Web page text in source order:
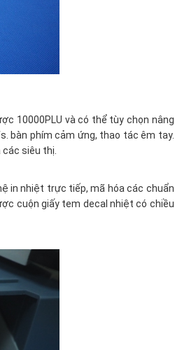
10000PLU và có thể tùy chọn nâng
bàn phím cảm ứng, thao tác êm tay.
siêu thị.
in nhiệt trực tiếp, mã hóa các chuẩn
cuộn giấy tem decal nhiệt có chiều